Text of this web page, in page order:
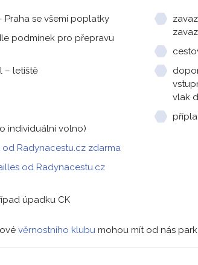
Praha se všemi poplatky
podmínek pro přepravu
– letiště
individuální volno)
Radynacestu.cz zdarma
od Radynacestu.cz
úpadku CK
vlak
věrnostního klubu mohou mít od nás